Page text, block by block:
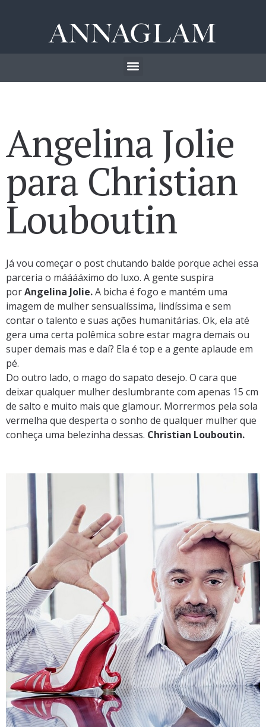
Angelina Jolie
para Christian
Louboutin
Já vou começar o post chutando balde porque achei essa
parceria o mááááximo do luxo. A gente suspira
porAngelina Jolie.A bicha é fogo e mantém uma
imagem de mulher sensualíssima, lindíssima e sem
contar o talento e suas ações humanitárias. Ok, ela até
gera uma certa polêmica sobre estar magra demais ou
super demais mas e daí? Ela é top e a gente aplaude em
pé.
Do outro lado, o mago do sapato desejo. O cara que
deixar qualquer mulher deslumbrante com apenas 15 cm
de salto e muito mais que glamour. Morrermos pela sola
vermelha que desperta o sonho de qualquer mulher que
conheça uma belezinha dessas. Christian Louboutin.